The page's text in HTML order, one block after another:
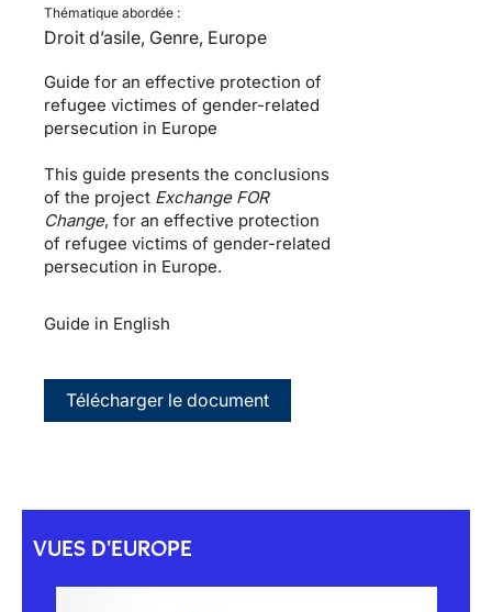
Thématique abordée :
Droit d’asile, Genre, Europe
Guide for an effective protection of
refugee victimes of gender-related
persecution in Europe
This guide presents the conclusions
of the project Exchange FOR
Change, for an effective protection
of refugee victims of gender-related
persecution in Europe.
Guide in English
Télécharger le document
VUES D'EUROPE